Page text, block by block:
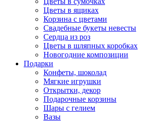
Цветы в ящиках
Корзина с цветами
Свадебные букеты невесты
Сердца из роз
Цветы в шляпных коробках
Новогодние композиции
Подарки
Конфеты, шоколад
Мягкие игрушки
Открытки, декор
Подарочные корзины
Шары с гелием
Вазы